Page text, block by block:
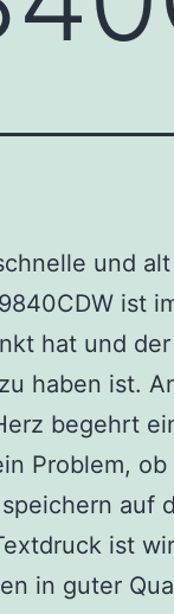
und
ist
hat und
haben ist.
begehrt
Problem,
auf
ist
in guter